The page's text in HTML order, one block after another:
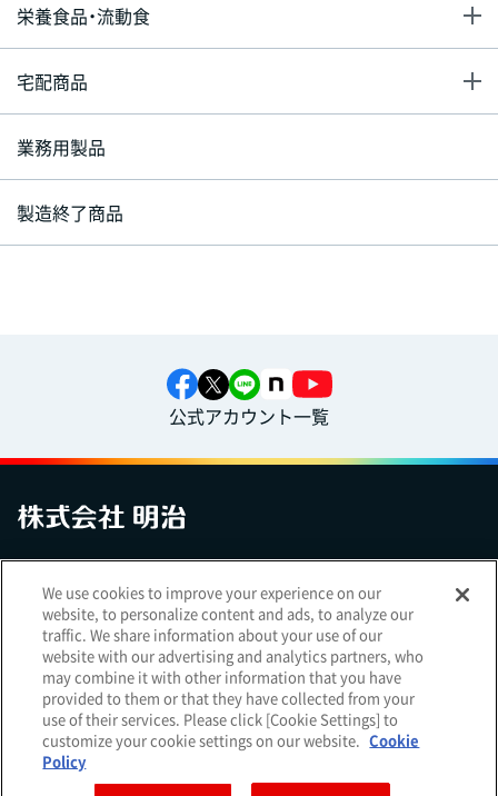
栄養食品・流動食
宅配商品
業務用製品
製造終了商品
公式アカウント一覧
アクセシビリティへの対応方針ご利用規約明治グループのDX
Cookie Settings
明治ホールディングス株式会社 （ EN ｜簡体 ）
Meiji Seika ファルマ株式会社
We use cookies to improve your experience on our
website, to personalize content and ads, to analyze our
traffic. We share information about your use of our
website with our advertising and analytics partners, who
may combine it with other information that you have
provided to them or that they have collected from your
use of their services. Please click [Cookie Settings] to
customize your cookie settings on our website. Cookie
Policy